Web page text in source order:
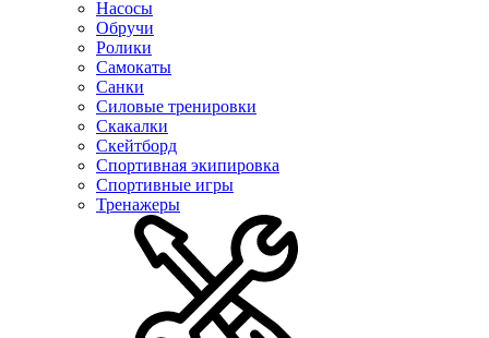
Насосы
Обручи
Ролики
Самокаты
Санки
Силовые тренировки
Скакалки
Скейтборд
Спортивная экипировка
Спортивные игры
Тренажеры